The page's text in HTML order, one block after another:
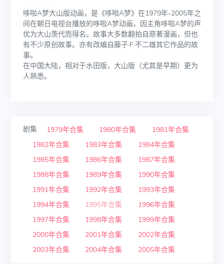
哆啦A梦大山版动画，是《哆啦A梦》在1979年-2005年之
间在朝日电视台播放的哆啦A梦动画，因主角哆啦A梦的声
优为大山羡代而得名。故事大多数翻拍自原著漫画，但也
有不少原创故事。亦有改编自藤子·F·不二雄其它作品的故
事。
在中国大陆，相对于水田版，大山版（尤其是早期）更为
人熟悉。
剧集 1979年合集 1980年合集
1981年合集
1982年合集
1983年合集
1984年合集
1985年合集
1986年合集
1987年合集
1988年合集
1989年合集
1990年合集
1991年合集
1992年合集
1993年合集
1994年合集
1995年合集
1996年合集
1997年合集
1998年合集
1999年合集
2000年合集
2001年合集
2002年合集
2003年合集
2004年合集 2005年合集